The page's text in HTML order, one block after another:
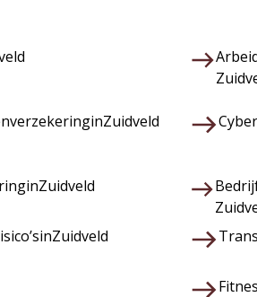
inZuidveld
inZuidveld
inZuidveld